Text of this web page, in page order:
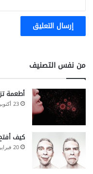
من نفس التصنيف
أطعمة
23 أكتوبر 2022
كيف
20 فبراير 2022